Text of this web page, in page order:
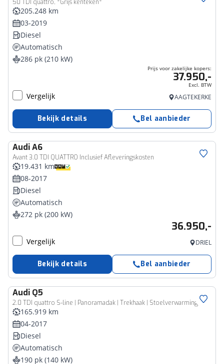
50 TDI quattro, *Grijs kenteken*
205.248 km
03-2019
Diesel
Automatisch
286 pk (210 kW)
Prijs voor zakelijke kopers:
37.950,-
Excl. BTW
Vergelijk AAGTEKERKE
Bekijk details Bel aanbieder
AudiA6
Avant 3.0 TDI QUATTRO Inclusief Afleveringskosten
19.431 km
08-2017
Diesel
Automatisch
272 pk (200 kW)
36.950,-
Vergelijk DRIEL
Bekijk details Bel aanbieder
Audi Q5
2.0 TDI quattro S-line | Panoramadak | Trekhaak | Stoelverwarming
165.919 km
04-2017
Diesel
Automatisch
190 pk (140 kW)